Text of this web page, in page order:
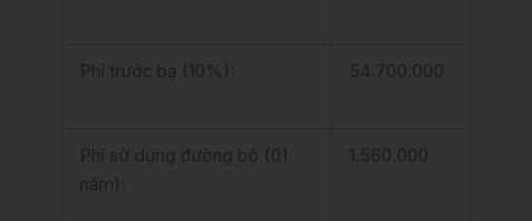
Phí trước bạ (10%): 54.700.000
Phí sử dụng đường bộ (01
năm):
1.560.000